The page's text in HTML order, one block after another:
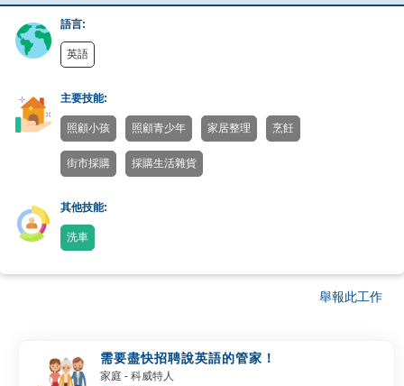
語言:
英語
主要技能:
照顧小孩 照顧青少年 家居整理 烹飪
街市採購 採購生活雜貨
其他技能:
洗車
舉報此工作
需要盡快招聘說英語的管家！
家庭 - 科威特人